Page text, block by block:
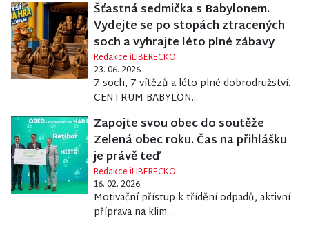
Šťastná sedmička s Babylonem.
Vydejte se po stopách ztracených
soch a vyhrajte léto plné zábavy
Redakce iLIBERECKO
23. 06. 2026
7 soch, 7 vítězů a léto plné dobrodružství.
CENTRUM BABYLON...
Zapojte svou obec do soutěže
Zelená obec roku. Čas na přihlášku
je právě teď
Redakce iLIBERECKO
16. 02. 2026
Motivační přístup k třídění odpadů, aktivní
příprava na klim...